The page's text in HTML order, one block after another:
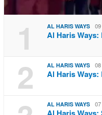
1 AL HARIS WAYS
Al Haris
2 AL HARIS WAYS
Al Haris Ways:
AL HARIS WAYS